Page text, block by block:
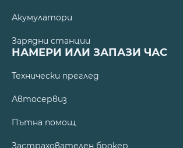
Акумулатори
Зарядни станции
НАМЕРИ ИЛИ ЗАПАЗИ ЧАС
Технически преглед
Автосервиз
Пътна помощ
Застрахователен брокер